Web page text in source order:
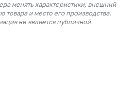
менять характеристики, внешний
товара и место его производства.
не является публичной